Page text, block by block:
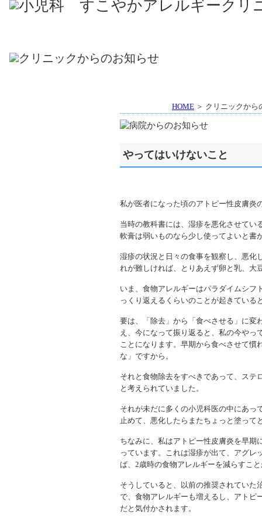
HOME ＞ クリニックか
やってはいけないこと
私が医者になった頃のアトピー性皮膚炎
当時の教科書には、湿疹を悪化させてい
軟膏は弱いものなら少し使ってよいと書
湿疹の状況と日々の食事を観察し、悪化
れが難しければ、とりあえず卵と乳、大
いま、食物アレルギーはパラダイムシフ
っくり返えるくらいのことが起きている
要は、「除去」から「食べさせる」に変
え、今になって振り返ると、私の今やっ
ことになります。早期から食べさせて慣
な」ですから。
それと食物除去をすべきであって、ステ
と考えられていました。
それが未だに多くの小児科医の中にあっ
止めて、悪化したらまたちょっと塗って
ちなみに、私はアトピー性皮膚炎を早期
っています。これは湿疹が出て、アグレ
ば、2歳時の食物アレルギーを減らすこ
そうしていると、以前の推奨されていた
で、食物アレルギーも増えるし、アトピ
だと気付かされます。